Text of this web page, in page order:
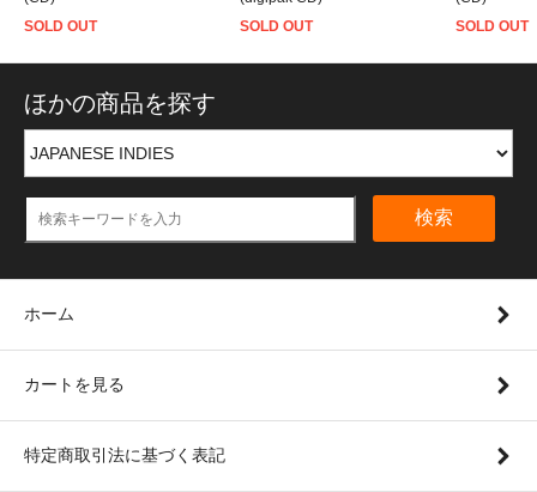
SOLD OUT
SOLD OUT
SOLD OUT
ほかの商品を探す
検索
ホーム
カートを見る
特定商取引法に基づく表記